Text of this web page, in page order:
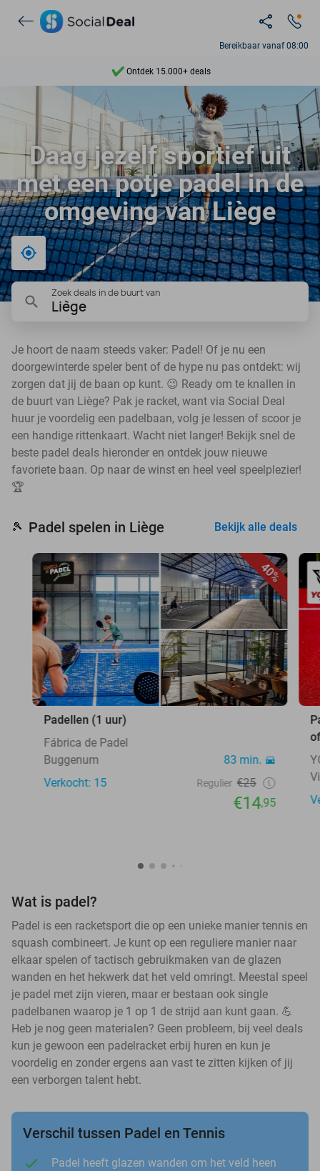
Bereikbaar vanaf 08:00
Ontdek 15.000+ deals
7 dagen per week beschikbaar
10+ miljoen leden
9,4
Ontdek 15.000+ deals
Daag jezelf sportief uit
met een potje padel in de
omgeving van Liège
Bij mij in de buurt
Zoek deals in de buurt van
Liège
Je hoort de naam steeds vaker: Padel! Of je nu een
doorgewinterde speler bent of de hype nu pas ontdekt: wij
zorgen dat jij de baan op kunt. 😉 Ready om te knallen in
de buurt van Liège? Pak je racket, want via Social Deal
huur je voordelig een padelbaan, volg je lessen of scoor je
een handige rittenkaart. Wacht niet langer! Bekijk snel de
beste padel deals hieronder en ontdek jouw nieuwe
favoriete baan. Op naar de winst en heel veel speelplezier!
🏆
🎾 Padel spelen in Liège Bekijk alle deals
40%
Padellen (1 uur)
Fábrica de Padel
Buggenum
83 min.
Verkocht: 15
Regulier €25
€14,95
Wat is padel?
Padel is een racketsport die op een unieke manier tennis en
squash combineert. Je kunt op een reguliere manier naar
elkaar spelen of tactisch gebruikmaken van de glazen
wanden en het hekwerk dat het veld omringt. Meestal speel
je padel met zijn vieren, maar er bestaan ook single
padelbanen waarop je 1 op 1 de strijd aan kunt gaan. 💪
Heb je nog geen materialen? Geen probleem, bij veel deals
kun je gewoon een padelracket erbij huren en kun je
voordelig en zonder ergens aan vast te zitten kijken of jij
een verborgen talent hebt.
Verschil tussen Padel en Tennis
Padel heeft glazen wanden om het veld heen